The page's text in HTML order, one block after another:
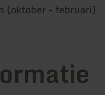
(oktober - februari)